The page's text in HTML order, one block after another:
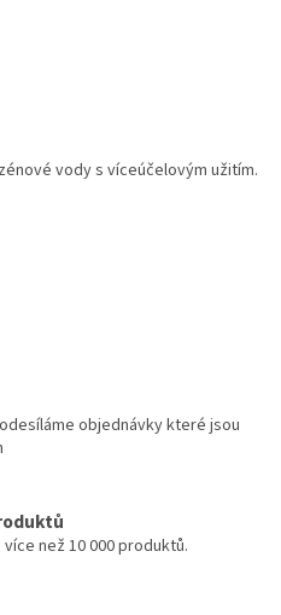
vody s víceúčelovým užitím.
objednávky které jsou
než 10 000 produktů.